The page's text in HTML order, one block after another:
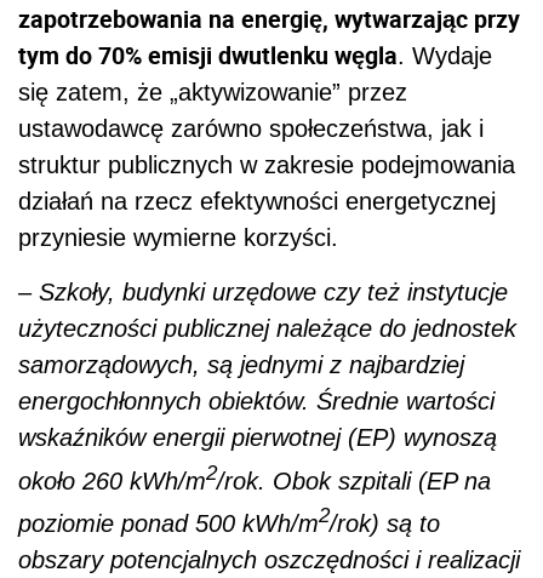
zapotrzebowania na energię, wytwarzając przy
tym do 70% emisji dwutlenku węgla. Wydaje
się zatem, że „aktywizowanie” przez
ustawodawcę zarówno społeczeństwa, jak i
struktur publicznych w zakresie podejmowania
działań na rzecz efektywności energetycznej
przyniesie wymierne korzyści.
– Szkoły, budynki urzędowe czy też instytucje
użyteczności publicznej należące do jednostek
samorządowych, są jednymi z najbardziej
energochłonnych obiektów. Średnie wartości
wskaźników energii pierwotnej (EP) wynoszą
około 260 kWh/m2/rok. Obok szpitali (EP na
poziomie ponad 500 kWh/m2/rok) są to
obszary potencjalnych oszczędności i realizacji